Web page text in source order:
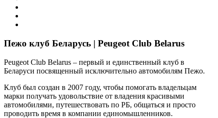
Пежо клуб Беларусь | Peugeot Club Belarus
Peugeot Club Belarus – первый и единственный клуб в
Беларуси посвященный исключительно автомобилям Пежо.
Клуб был создан в 2007 году, чтобы помогать владельцам
марки получать удовольствие от владения красивыми
автомобилями, путешествовать по РБ, общаться и просто
проводить время в компании единомышленников.